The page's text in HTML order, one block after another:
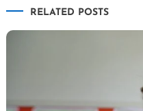
RELATED POSTS